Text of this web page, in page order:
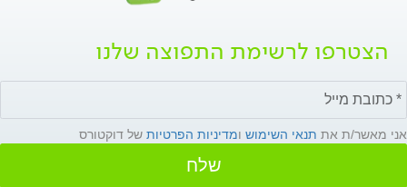
הצטרפו לרשימת התפוצה שלנו
אני מאשר/ת את תנאי השימוש ומדיניות הפרטיות של דוקטורס
שלח